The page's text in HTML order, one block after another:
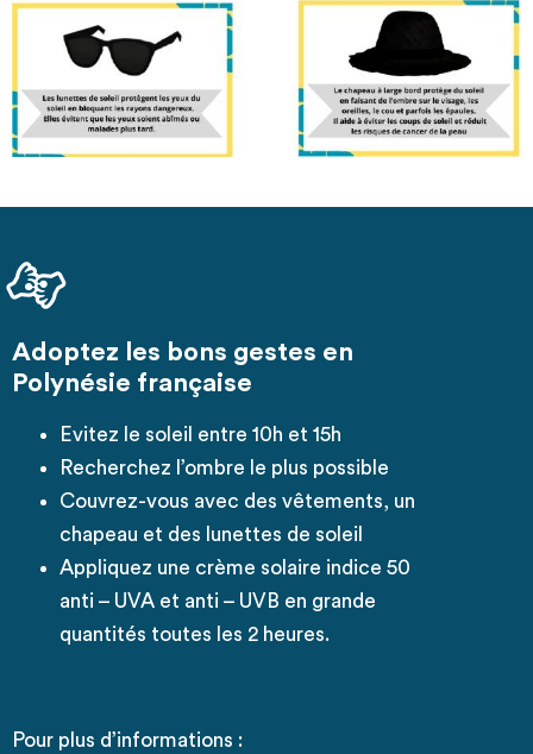
Adoptez les bons gestes en
Polynésie française
Evitez le soleil entre 10h et 15h
Recherchez l’ombre le plus possible
Couvrez-vous avec des vêtements, un
chapeau et des lunettes de soleil
Appliquez une crème solaire indice 50
anti – UVA et anti – UVB en grande
quantités toutes les 2 heures.
Pour plus d’informations :